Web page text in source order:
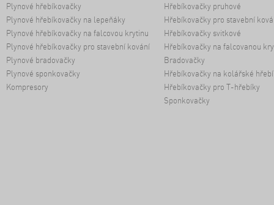
Plynové hřebíkovačky
Plynové hřebíkovačky na lepeňáky
Plynové hřebíkovačky na falcovou krytinu
Plynové hřebíkovačky pro stavební kování
Plynové bradovačky
Plynové sponkovačky
Kompresory
Hřebíkovačky pruhové
Hřebíkovačky pro stavební
Hřebíkovačky svitkové
Hřebíkovačky na falcovanou
Bradovačky
Hřebíkovačky na kolářské
Hřebíkovačky pro T-hřebíky
Sponkovačky